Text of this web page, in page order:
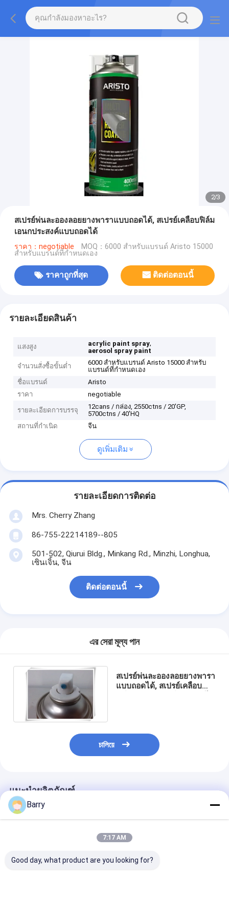
2/3
สเปรย์พ่นละอองลอยยางพาราแบบถอดได้, สเปรย์เคลือบฟิล์ม
เอนกประสงค์แบบถอดได้
ราคา：negotiable MOQ：6000 สำหรับแบรนด์ Aristo 15000
สำหรับแบรนด์ที่กำหนดเอง
ราคาถูกที่สุด ติดต่อตอนนี้
รายละเอียดสินค้า
แสงสูง acrylic paint spray,
aerosol spray paint
จำนวนสั่งซื้อขั้นต่ำ
6000 สำหรับแบรนด์ Aristo 15000 สำหรับ
แบรนด์ที่กำหนดเอง
ชื่อแบรนด์
Aristo
ราคา
negotiable
รายละเอียดการบรรจุ
12cans / กล่อง, 2550ctns / 20'GP,
5700ctns / 40'HQ
สถานที่กำเนิด
จีน
ดูเพิ่มเติม
รายละเอียดการติดต่อ
Mrs. Cherry Zhang
86-755-22214189--805
501-502, Qiurui Bldg., Minkang Rd., Minzhi, Longhua,
เซินเจิ้น, จีน
ติดต่อตอนนี้
এর সেরা মূল্য পান
สเปรย์พ่นละอองลอยยางพารา
แบบถอดได้, สเปรย์เคลือบ
চালিয়ে
แนะนำผลิตภัณฑ์
Barry
7:17 AM
Good day, what product are you looking for?